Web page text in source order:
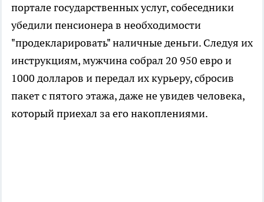
портале государственных услуг, собеседники
убедили пенсионера в необходимости
"продекларировать" наличные деньги. Следуя их
инструкциям, мужчина собрал 20 950 евро и
1000 долларов и передал их курьеру, сбросив
пакет с пятого этажа, даже не увидев человека,
который приехал за его накоплениями.